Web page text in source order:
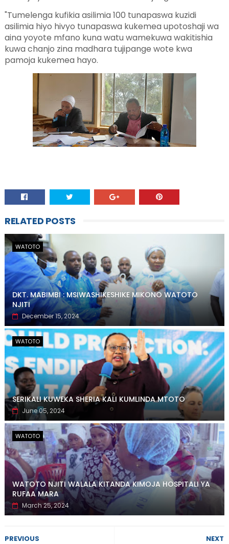
"Tumelenga kufikia asilimia 100 tunapaswa kuzidi
asilimia hiyo hivyo tunapaswa kukemea upotoshaji wa
aina yoyote mfano kuna watu wamekuwa wakitishia
kuwa chanjo zina madhara tujipange wote kwa
pamoja kukemea hayo.
RELATED POSTS
WATOTO
DKT. MABIMBI : MSIWASHIKESHIKE MIKONO WATOTO
NJITI
December 15, 2024
WATOTO
SERIKALI KUWEKA SHERIA KALI KUMLINDA MTOTO
June 05, 2024
WATOTO
WATOTO NJITI WALALA KITANDA KIMOJA HOSPITALI YA
RUFAA MARA
March 25, 2024
NEXT
PREVIOUS